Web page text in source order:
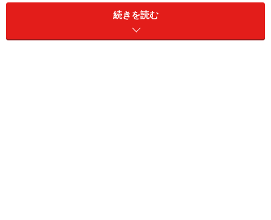
麻布の夜。この街の出会いも「FBやってる？」から始まって
続きを読む